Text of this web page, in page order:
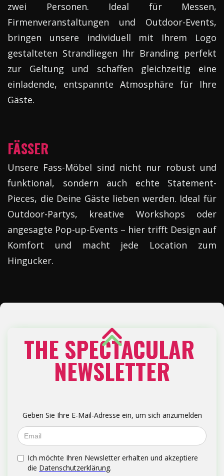
zwei Personen. Ideal für Messen,
Firmenveranstaltungen und Outdoor-Events,
bringen unsere individuell mit Ihrem Logo
gestalteten Strandliegen Ihr Branding perfekt
zur Geltung und schaffen gleichzeitig eine
einladende, entspannte Atmosphäre für Ihre
Gäste.
FÄSSER
Unsere Fass-Möbel sind nicht nur robust und
funktional, sondern auch echte Statement-
Pieces, die Deine Gäste lieben werden. Ideal für
Outdoor-Partys, kreative Workshops oder
angesagte Pop-up-Events – hier trifft Design auf
Komfort und macht jede Location zum
Hingucker.
THE SPECTACULAR
NEWSLETTER
Geben Sie Ihre E-Mail-Adresse ein, um sich anzumelden
Ich möchte Ihren Newsletter erhalten und akzeptiere
die Datenschutzerklärung.